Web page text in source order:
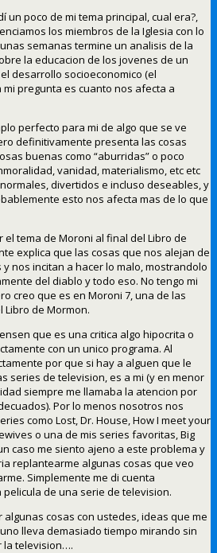
un poco de mi tema principal, cual era?,
los miembros de la Iglesia con lo
semanas termine un analisis de la
la educacion de los jovenes de un
desarrollo socioeconomico (el
mi pregunta es cuanto nos afecta a
perfecto para mi de algo que se ve
definitivamente presenta las cosas
buenas como “aburridas” o poco
vanidad, materialismo, etc etc
divertidos e incluso deseables, y
esto nos afecta mas de lo que
tema de Moroni al final del Libro de
explica que las cosas que nos alejan de
nos incitan a hacer lo malo, mostrandolo
del diablo y todo eso. No tengo mi
creo que es en Moroni 7, una de las
Libro de Mormon.
que es una critica algo hipocrita o
con un unico programa. Al
por que si hay a alguen que le
series de television, es a mi (y en menor
siempre me llamaba la atencion por
Por lo menos nosotros nos
como Lost, Dr. House, How I meet your
o una de mis series favoritas, Big
caso me siento ajeno a este problema y
replantearme algunas cosas que veo
Simplemente me di cuenta
de una serie de television.
cosas con ustedes, ideas que me
lleva demasiado tiempo mirando sin
la television….